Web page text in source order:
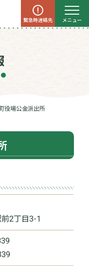
緊急時連絡先 メニュー
役場公金派出所
2丁目3-1